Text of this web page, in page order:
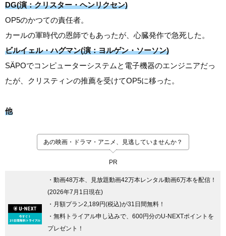
DG(演：クリスター・ヘンリクセン)
OP5のかつての責任者。
カールの軍時代の恩師でもあったが、心臓発作で急死した。
ビルイェル・ハグマン(演：ヨルゲン・ソーソン)
SÄPOでコンピューターシステムと電子機器のエンジニアだっ
たが、クリスティンの推薦を受けてOP5に移った。
他
あの映画・ドラマ・アニメ、見逃していませんか？
PR
・動画48万本、見放題動画42万本レンタル動画6万本を配信！
(2026年7月1日現在)
・月額プラン2,189円(税込)が31日間無料！
・無料トライアル申し込みで、600円分のU-NEXTポイントを
プレゼント！